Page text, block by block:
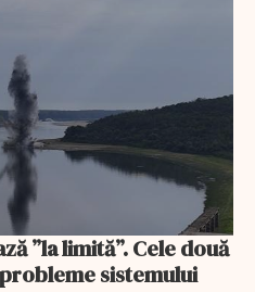
”la limită”. Cele două
sistemului